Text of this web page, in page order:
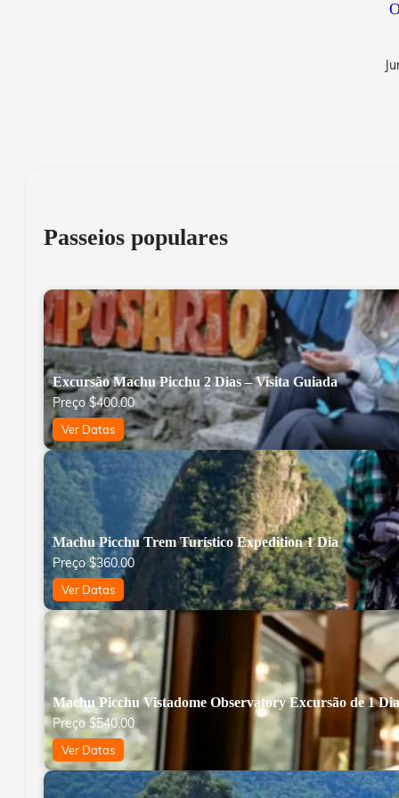
Passeios populares
Excursão Machu Picchu 2 Dias – Visita Guiada
Preço$400.00
Ver Datas
Machu Picchu Trem Turístico Expedition 1 Dia
Preço$360.00
Ver Datas
Machu Picchu Vistadome Observatory Excursão de 1 Dia
Preço $540.00
Ver Datas